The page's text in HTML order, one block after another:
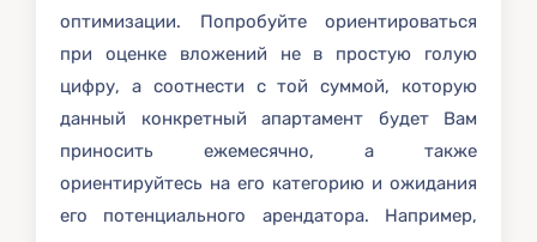
оптимизации. Попробуйте ориентироваться
при оценке вложений не в простую голую
цифру, а соотнести с той суммой, которую
данный конкретный апартамент будет Вам
приносить ежемесячно, а также
ориентируйтесь на его категорию и ожидания
его потенциального арендатора. Например,